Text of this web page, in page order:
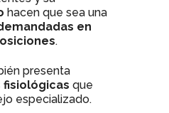
hacen que sea una
en
.
presenta
que
especializado.